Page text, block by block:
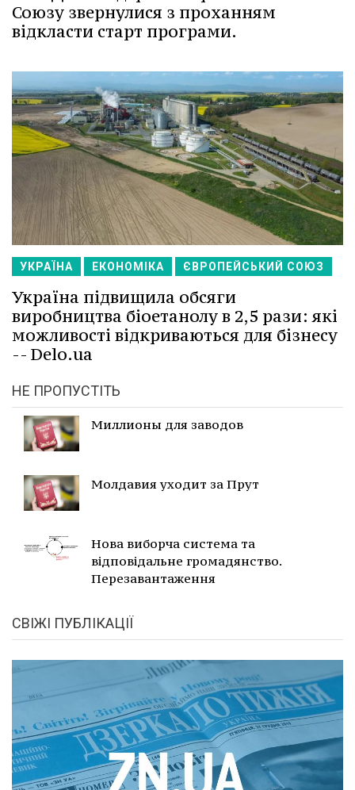
Союзу звернулися з проханням
відкласти старт програми.
УКРАЇНА ЕКОНОМІКА ЄВРОПЕЙСЬКИЙ СОЮЗ
Україна підвищила обсяги
виробництва біоетанолу в 2,5 рази: які
можливості відкриваються для бізнесу
-- Delo.ua
НЕ ПРОПУСТІТЬ
Миллионы для заводов
Молдавия уходит за Прут
Нова виборча система та
відповідальне громадянство.
Перезавантаження
СВІЖІ ПУБЛІКАЦІЇ